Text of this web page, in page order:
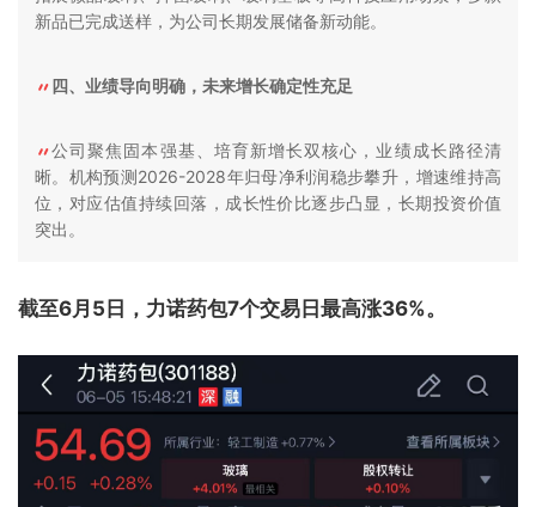
新品已完成送样，为公司长期发展储备新动能。
四、业绩导向明确，未来增长确定性充足
公司聚焦固本强基、培育新增长双核心，业绩成长路径清
晰。机构预测2026-2028年归母净利润稳步攀升，增速维持高
位，对应估值持续回落，成长性价比逐步凸显，长期投资价值
突出。
截至6月5日，力诺药包7个交易日最高涨36%。